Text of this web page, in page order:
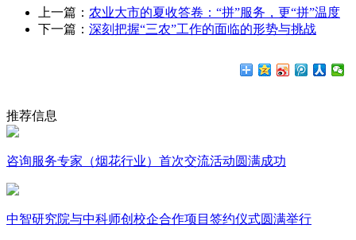
上一篇： 农业大市的夏收答卷：“拼”服务，更“拼”温度
下一篇： 深刻把握“三农”工作的面临的形势与挑战
推荐信息
咨询服务专家（烟花行业）首次交流活动圆满成功
中智研究院与中科师创校企合作项目签约仪式圆满举行